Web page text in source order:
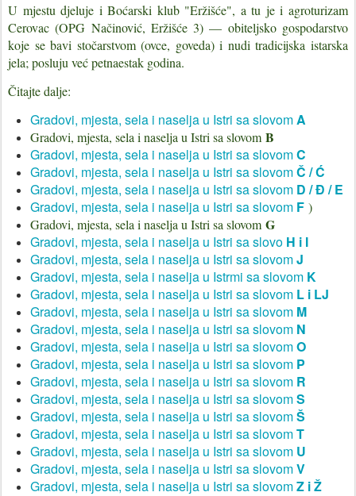
U mjestu djeluje i Boćarski klub "Eržišće", a tu je i agroturizam
Cerovac (OPG Načinović, Eržišće 3) — obiteljsko gospodarstvo
koje se bavi stočarstvom (ovce, goveda) i nudi tradicijska istarska
jela; posluju već petnaestak godina.
Čitajte dalje:
Gradovi, mjesta, sela i naselja u Istri sa slovomA
Gradovi, mjesta, sela i naselja u Istri sa slovom B
Gradovi, mjesta, sela i naselja u Istri sa slovomC
Gradovi, mjesta, sela i naselja u Istri sa slovomČ / Ć
Gradovi, mjesta, sela i naselja u Istri sa slovom D / Đ / E
Gradovi, mjesta, sela i naselja u Istri sa slovom F )
Gradovi, mjesta, sela i naselja u Istri sa slovom G
Gradovi, mjesta, sela i naselja u Istri sa slovo H i I
Gradovi, mjesta, sela i naselja u Istri sa slovomJ
Gradovi, mjesta, sela i naselja u Istrmi sa slovom K
Gradovi, mjesta, sela i naselja u Istri sa slovom L i LJ
Gradovi, mjesta, sela i naselja u Istri sa slovom M
Gradovi, mjesta, sela i naselja u Istri sa slovom N
Gradovi, mjesta, sela i naselja u Istri sa slovomO
Gradovi, mjesta, sela i naselja u Istri sa slovom P
Gradovi, mjesta, sela i naselja u Istri sa slovom R
Gradovi, mjesta, sela i naselja u Istri sa slovomS
Gradovi, mjesta, sela i naselja u Istri sa slovomŠ
Gradovi, mjesta, sela i naselja u Istri sa slovomT
Gradovi, mjesta, sela i naselja u Istri sa slovom U
Gradovi, mjesta, sela i naselja u Istri sa slovomV
Gradovi, mjesta, sela i naselja u Istri sa slovomZ i Ž